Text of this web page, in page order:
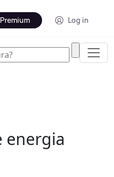
Premium Log in
energia